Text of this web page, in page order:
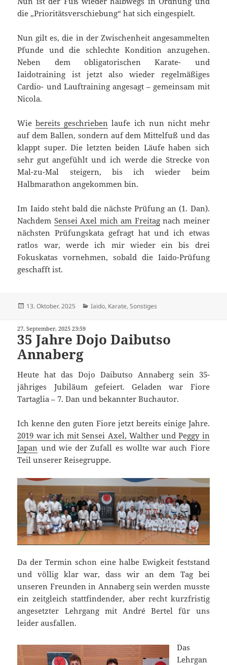
die „Prioritätsverschiebung“ hat sich eingespielt.
Nun gilt es, die in der Zwischenheit angesammelten
Pfunde und die schlechte Kondition anzugehen.
Neben dem obligatorischen Karate- und
Iaidotraining ist jetzt also wieder regelmäßiges
Cardio- und Lauftraining angesagt – gemeinsam mit
Nicola.
Wiebereits geschrieben laufe ich nun nicht mehr
auf dem Ballen, sondern auf dem Mittelfuß und das
klappt super. Die letzten beiden Läufe haben sich
sehr gut angefühlt und ich werde die Strecke von
Mal-zu-Mal steigern, bis ich wieder beim
Halbmarathon angekommen bin.
Im Iaido steht bald die nächste Prüfung an (1. Dan).
Nachdem Sensei Axel mich am Freitagnach meiner
nächsten Prüfungskata gefragt hat und ich etwas
ratlos war, werde ich mir wieder ein bis drei
Fokuskatas vornehmen, sobald die Iaido-Prüfung
geschafft ist.
Veröffentlicht
13. Oktober. 2025 Kategorien
Iaido, Karate,Sonstiges
27. September. 2025 23:59
35 Jahre Dojo Daibutso
Annaberg
Heute hat das Dojo Daibutso Annaberg sein 35-
jähriges Jubiläum gefeiert. Geladen war Fiore
Tartaglia – 7. Dan und bekannter Buchautor.
Ich kenne den guten Fiore jetzt bereits einige Jahre.
2019 war ich mit Sensei Axel, Walther und Peggy in
Japan und wie der Zufall es wollte war auch Fiore
Teil unserer Reisegruppe.
Da der Termin schon eine halbe Ewigkeit feststand
und völlig klar war, dass wir an dem Tag bei
unseren Freunden in Annaberg sein werden musste
ein zeitgleich stattfindender, aber recht kurzfristig
angesetzter Lehrgang mit André Bertel für uns
leider ausfallen.
Das
Lehrgan